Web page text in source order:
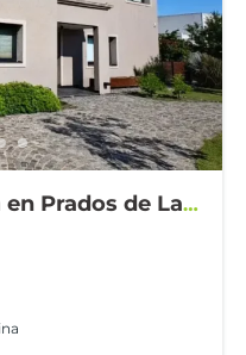
Prados de La